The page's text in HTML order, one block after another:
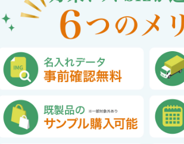
グ全般
コット
ポリエステルバッグ
マルシェバッグ ランチ
巾着・リュック全般 コット
ポーチ全般
デニムポーチ
ケース全般 財布
マグカップ全般 陶器
湯のみ
タンブラー・ボトル・グラス
タンブラー・ボトル・グ
ラス全般
ステン
アルミボトル クリア
ペン
ペン・筆記用具全般 単色ボ
文具・ステーショナリー
全般
付箋
電子メモパッド ペンケ
スマホ・タブレットグッ
ズ全般
モバイ
電器
タッチペン
イヤフ
ト
パソコングッズ全般
USBグ
生活用品・生活雑貨全
展示会・セミナー全般 展示会
般
再生コ
コルク 竹・バン
バイオマス EVA素
社会貢献機能付き全般
フェ
来店・成約プレゼント
営業活動
お絵かき・
子供向け全般 お
防犯・安心グッズ
女性向け全般 ファッ
シニア向け全般
健康・
訪日外国人・インバウンド向
け
訪日外国人・インバウ
ンド向け全般
和風
春のノベルティ特集
夏のノ
般
学校・教育グッズ
ャンパス向け全般
バ
メーカー向け全般 ア
店舗向け全般 カ